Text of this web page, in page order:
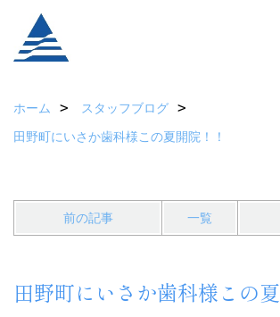
ホーム
スタッフブログ
田野町にいさか歯科様この夏開院！！
前の記事 一覧
田野町にいさか歯科様この夏